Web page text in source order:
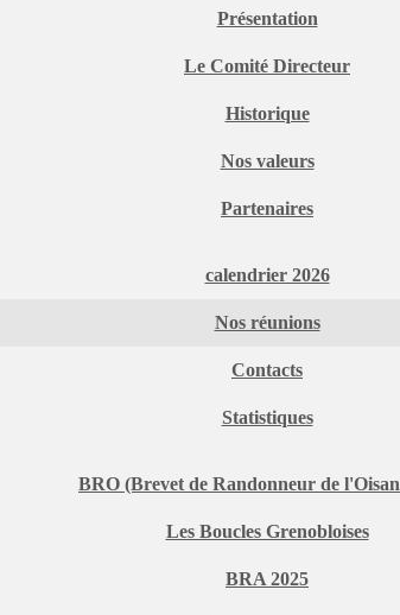
Présentation
Le Comité Directeur
Historique
Nos valeurs
Partenaires
calendrier 2026
Nos réunions
Contacts
Statistiques
BRO (Brevet de Randonneur de
Les Boucles Grenobloises
BRA 2025